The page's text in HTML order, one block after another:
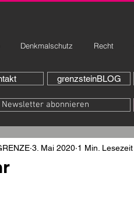
Denkmalschutz Recht
grenzsteinBLOG
Newsletter abonnieren
3. Mai 2020 1 Min. Lesezeit